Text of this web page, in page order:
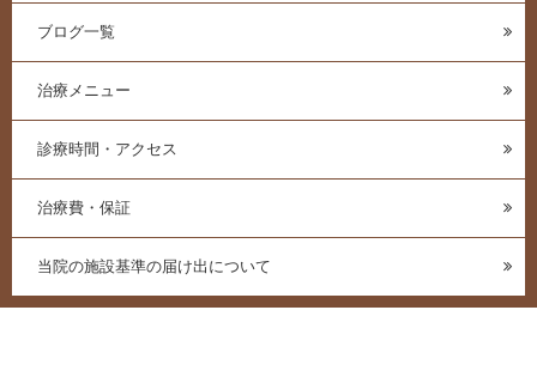
ブログ一覧
治療メニュー
診療時間・アクセス
治療費・保証
当院の施設基準の届け出について